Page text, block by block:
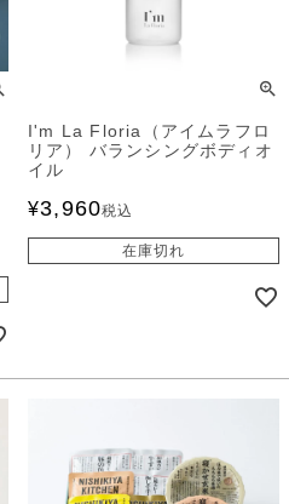
I'm La Floria（アイムラフロ
リア） バランシングボディオ
イル
¥3,960税込
在庫切れ